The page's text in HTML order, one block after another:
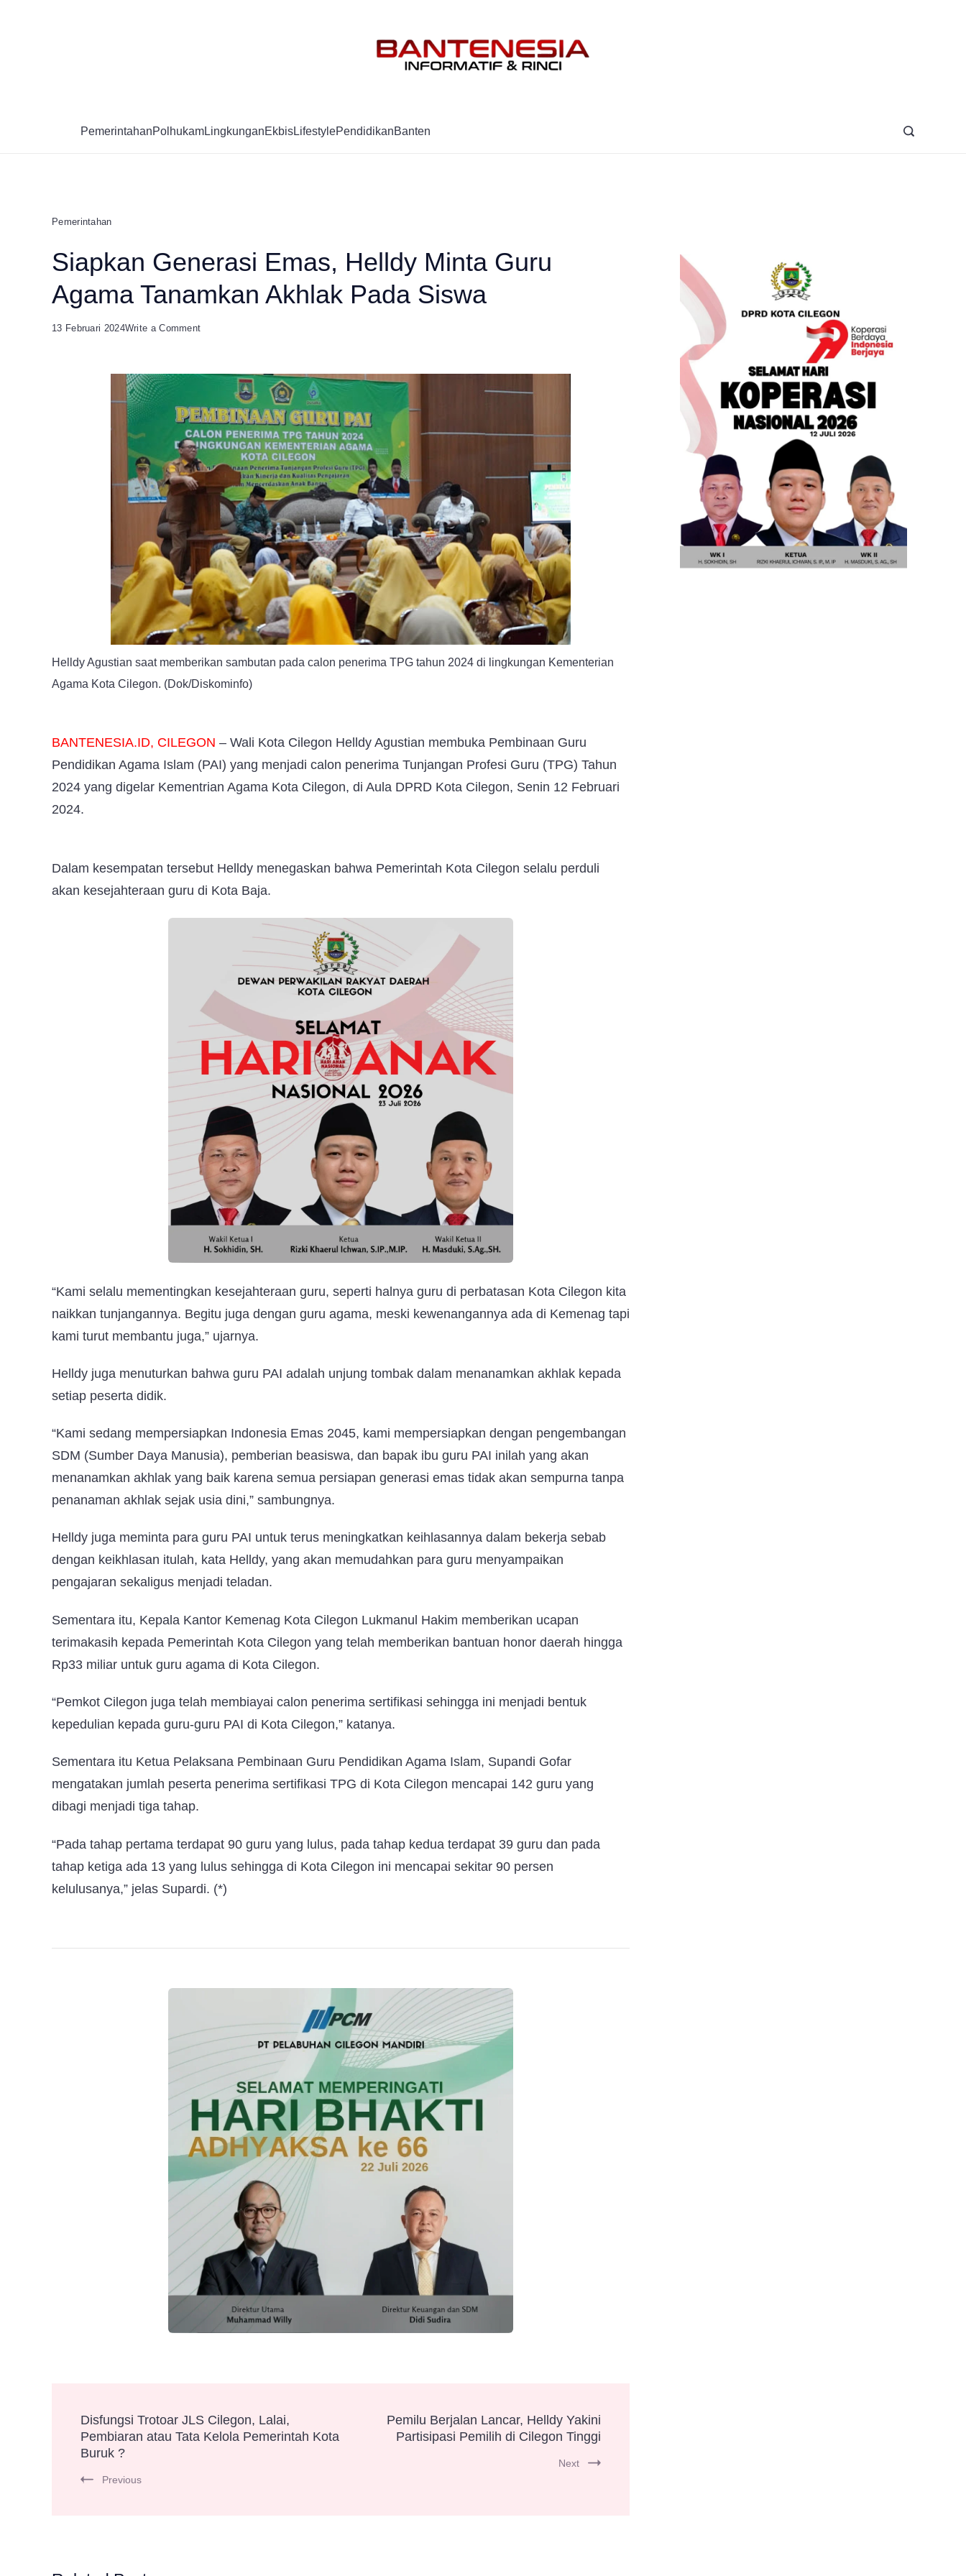
PemerintahanPolhukamLingkunganEkbisLifestylePendidikanBanten
Pemerintahan
Siapkan Generasi Emas, Helldy Minta Guru
Agama Tanamkan Akhlak Pada Siswa
13 Februari 2024Write a Commenton
Helldy
Minta
Tanamkan
Akhlak
Pada
Siswa
Helldy Agustian saat memberikan sambutan pada calon penerima TPG tahun 2024 di lingkungan Kementerian
Agama Kota Cilegon. (Dok/Diskominfo)
BANTENESIA.ID, CILEGON – Wali Kota Cilegon Helldy Agustian membuka Pembinaan Guru
Pendidikan Agama Islam (PAI) yang menjadi calon penerima Tunjangan Profesi Guru (TPG) Tahun
2024 yang digelar Kementrian Agama Kota Cilegon, di Aula DPRD Kota Cilegon, Senin 12 Februari
2024.
Dalam kesempatan tersebut Helldy menegaskan bahwa Pemerintah Kota Cilegon selalu perduli
akan kesejahteraan guru di Kota Baja.
“Kami selalu mementingkan kesejahteraan guru, seperti halnya guru di perbatasan Kota Cilegon kita
naikkan tunjangannya. Begitu juga dengan guru agama, meski kewenangannya ada di Kemenag tapi
kami turut membantu juga,” ujarnya.
Helldy juga menuturkan bahwa guru PAI adalah unjung tombak dalam menanamkan akhlak kepada
setiap peserta didik.
“Kami sedang mempersiapkan Indonesia Emas 2045, kami mempersiapkan dengan pengembangan
SDM (Sumber Daya Manusia), pemberian beasiswa, dan bapak ibu guru PAI inilah yang akan
menanamkan akhlak yang baik karena semua persiapan generasi emas tidak akan sempurna tanpa
penanaman akhlak sejak usia dini,” sambungnya.
Helldy juga meminta para guru PAI untuk terus meningkatkan keihlasannya dalam bekerja sebab
dengan keikhlasan itulah, kata Helldy, yang akan memudahkan para guru menyampaikan
pengajaran sekaligus menjadi teladan.
Sementara itu, Kepala Kantor Kemenag Kota Cilegon Lukmanul Hakim memberikan ucapan
terimakasih kepada Pemerintah Kota Cilegon yang telah memberikan bantuan honor daerah hingga
Rp33 miliar untuk guru agama di Kota Cilegon.
“Pemkot Cilegon juga telah membiayai calon penerima sertifikasi sehingga ini menjadi bentuk
kepedulian kepada guru-guru PAI di Kota Cilegon,” katanya.
Sementara itu Ketua Pelaksana Pembinaan Guru Pendidikan Agama Islam, Supandi Gofar
mengatakan jumlah peserta penerima sertifikasi TPG di Kota Cilegon mencapai 142 guru yang
dibagi menjadi tiga tahap.
“Pada tahap pertama terdapat 90 guru yang lulus, pada tahap kedua terdapat 39 guru dan pada
tahap ketiga ada 13 yang lulus sehingga di Kota Cilegon ini mencapai sekitar 90 persen
kelulusanya,” jelas Supardi. (*)
Navigation
Disfungsi Trotoar JLS Cilegon, Lalai,
Pembiaran atau Tata Kelola Pemerintah Kota
Buruk ?
Previous
Pemilu Berjalan Lancar, Helldy Yakini
Partisipasi Pemilih di Cilegon Tinggi
Next